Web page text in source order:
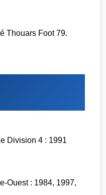
Thouars Foot 79.
Division 4 : 1991
Ouest : 1984, 1997,